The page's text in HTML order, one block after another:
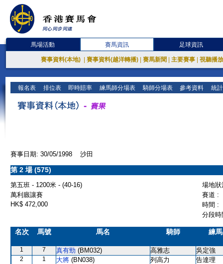
馬場活動 賽馬資訊 足球資訊
賽事資料(本地) 賽事資料(越洋轉播) 賽馬新聞 主要賽事 視聽播
報名表 排位表 即時賠率 練馬師分場表 騎師分場表 參考資料 統
賽事日期: 30/05/1998 沙田
第 2 場 (575)
第五班 - 1200米 - (40-16)
場地
萬利廄讓賽
賽道 :
HK$ 472,000
時間 :
分段
名次 馬號 馬名 騎師 練
1 7 真有勁 (BM032) 高雅志 吳定強
2 1 大將 (BN038) 列高力 告達理